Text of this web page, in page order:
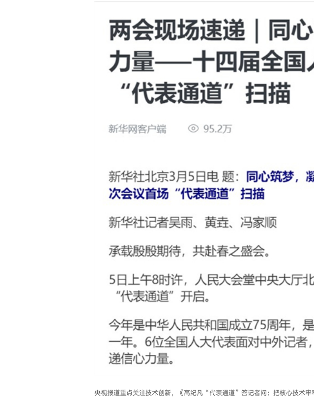
央视报道重点关注技术创新，《高纪凡“代表通道”答记者问：把核心技术